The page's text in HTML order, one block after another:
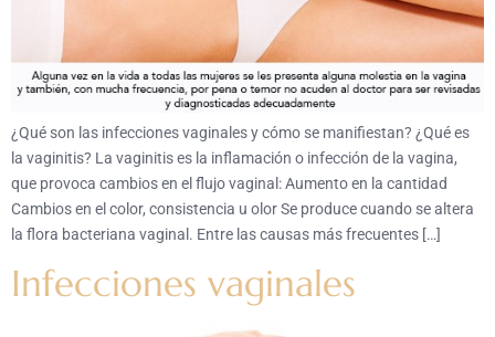
¿Qué son las infecciones vaginales y cómo se manifiestan? ¿Qué es
la vaginitis? La vaginitis es la inflamación o infección de la vagina,
que provoca cambios en el flujo vaginal: Aumento en la cantidad
Cambios en el color, consistencia u olor Se produce cuando se altera
la flora bacteriana vaginal. Entre las causas más frecuentes […]
Infecciones vaginales